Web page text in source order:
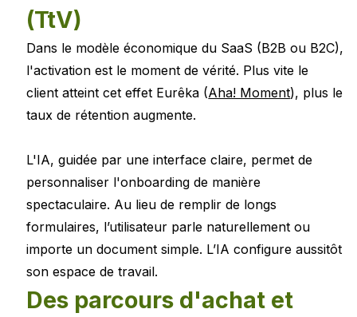
(TtV)
Dans le modèle économique du SaaS (B2B ou B2C),
l'activation est le moment de vérité. Plus vite le
client atteint cet effet Eurêka (Aha! Moment), plus le
taux de rétention augmente.
L'IA, guidée par une interface claire, permet de
personnaliser l'onboarding de manière
spectaculaire. Au lieu de remplir de longs
formulaires, l’utilisateur parle naturellement ou
importe un document simple. L’IA configure aussitôt
son espace de travail.
Des parcours d'achat et